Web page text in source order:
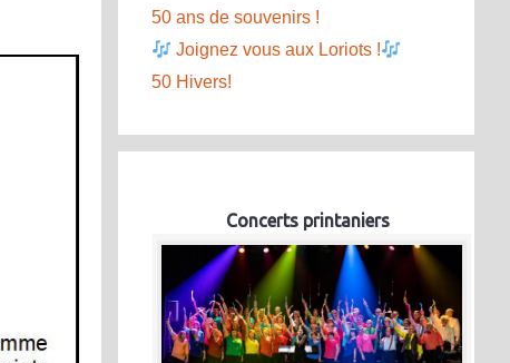
50 ans de souvenirs !
Joignez vous aux Loriots !
50 Hivers!
Concerts printaniers